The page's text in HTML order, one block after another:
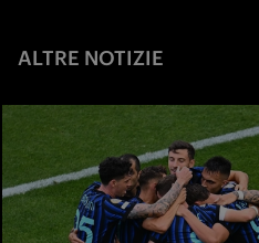
ALTRE NOTIZIE